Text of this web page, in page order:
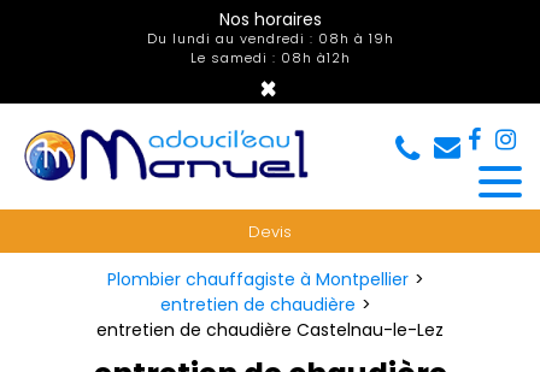
Nos horaires
Du lundi au vendredi : 08h à 19h
Le samedi : 08h à12h
×
Devis
Plombier chauffagiste à Montpellier
entretien de chaudière
entretien de chaudière Castelnau-le-Lez
Panneau de gestion des cookies